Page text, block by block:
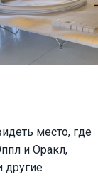
место, где
и Оракл,
другие